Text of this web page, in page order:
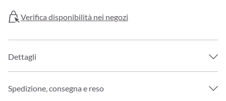
Verifica disponibilità nei negozi
Dettagli
Spedizione, consegna e reso